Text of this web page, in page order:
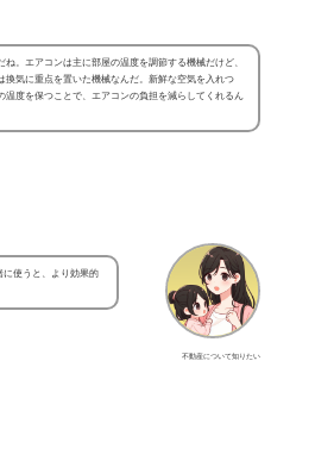
ね。エアコンは主に部屋の温度を調節する機械だけど、
換気に重点を置いた機械なんだ。新鮮な空気を入れつ
温度を保つことで、エアコンの負担を減らしてくれるん
不動産について知りたい
に使うと、より効果的